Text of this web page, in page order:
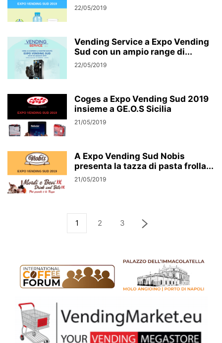
22/05/2019
Vending Service a Expo Vending
Sud con un ampio range di...
22/05/2019
Coges a Expo Vending Sud 2019
insieme a GE.O.S Sicilia
21/05/2019
A Expo Vending Sud Nobis
presenta la tazza di pasta frolla...
21/05/2019
1 2 3